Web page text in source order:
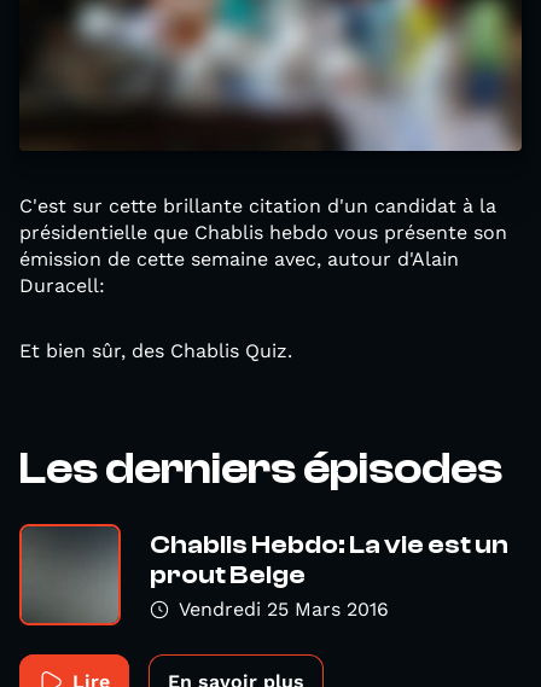
C'est sur cette brillante citation d'un candidat à la
présidentielle que Chablis hebdo vous présente son
émission de cette semaine avec, autour d'Alain
Duracell:
Et bien sûr, des Chablis Quiz.
Les derniers épisodes
Chablis Hebdo: La vie est un
prout Belge
Vendredi 25 Mars 2016
Lire En savoir plus